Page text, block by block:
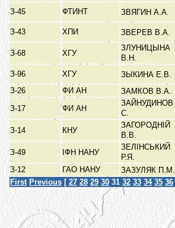
З-45 ФТИНТ ЗВЯГИН А.А.
З-43 ХПИ ЗВЕРЕВ В.А.
З-68 ХГУ
ЗЛУНИЦЫНА
В.Н.
З-96 ХГУ ЗЫКИНА Е.В.
З-26
ФИ АН ЗАМКОВ В.А.
З-17
ФИ АН
ЗАЙНУДИНОВ
С.
З-14 КНУ
ЗАГОРОДНІЙ
В.В.
З-49 ІФН НАНУ
ЗЕЛІНСЬКИЙ
Р.Я.
З-12
ГАО НАНУ ЗАЗУЛЯК П.М.
First Previous [ 27 28 29 30 31 32 33 34 35 36